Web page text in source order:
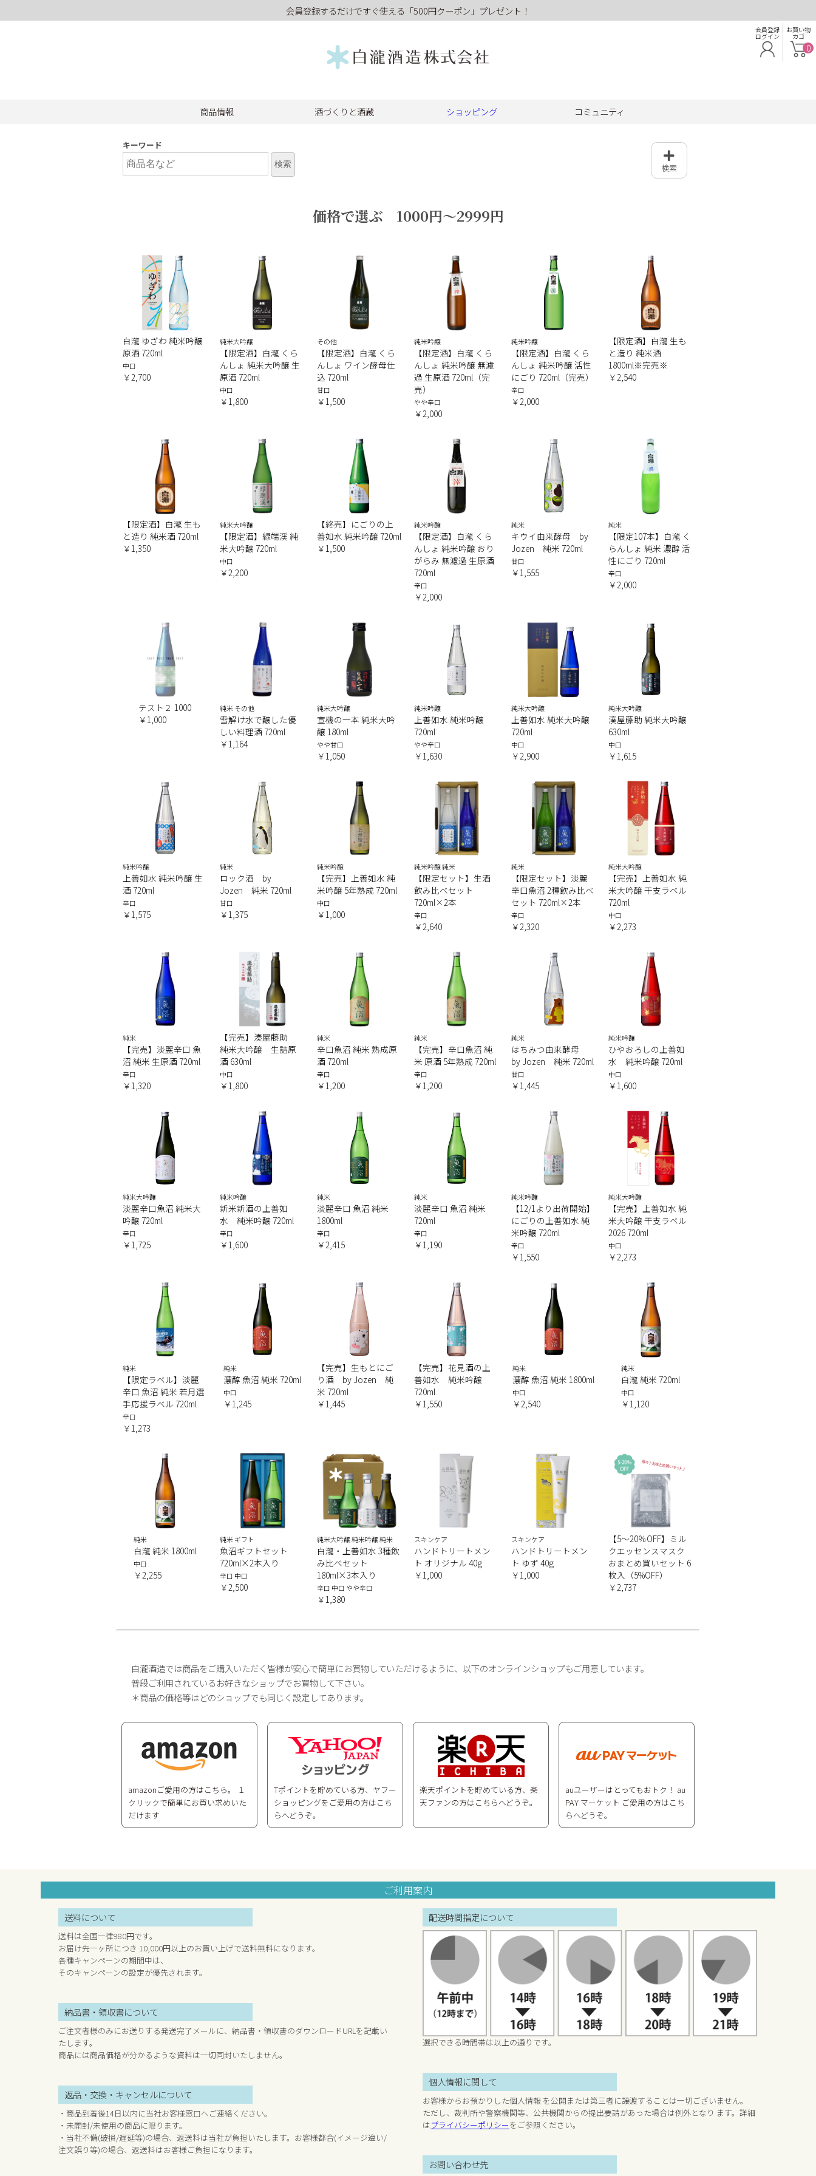
会員登録するだけですぐ使える「500円クーポン」プレゼント！
商品情報 酒づくりと酒蔵 ショッピング コミュニティ
会員登録
ログイン
お買い物
カゴ
0
キーワード
検索
価格で選ぶ 1000円～2999円
白瀧 ゆざわ 純米吟醸
原酒 720ml
中口
￥2,700
純米大吟醸
【限定酒】白瀧 くら
んしょ 純米大吟醸 生
原酒 720ml
中口
￥1,800
その他
【限定酒】白瀧 くら
んしょ ワイン酵母仕
込 720ml
甘口
￥1,500
純米吟醸
【限定酒】白瀧 くら
んしょ 純米吟醸 無濾
過 生原酒 720ml（完
売）
やや辛口
￥2,000
純米吟醸
【限定酒】白瀧 くら
んしょ 純米吟醸 活性
にごり 720ml（完売）
辛口
￥2,000
【限定酒】白瀧 生も
と造り 純米酒
1800ml※完売※
￥2,540
【限定酒】白瀧 生も
と造り 純米酒 720ml
￥1,350
純米大吟醸
【限定酒】緑端渓 純
米大吟醸 720ml
中口
￥2,200
【終売】にごりの上
善如水 純米吟醸 720ml
￥1,500
純米吟醸
【限定酒】白瀧 くら
んしょ 純米吟醸 おり
がらみ 無濾過 生原酒
720ml
辛口
￥2,000
純米
キウイ由来酵母 by
Jozen 純米 720ml
甘口
￥1,555
純米
【限定107本】白瀧 く
らんしょ 純米 濃醇 活
性にごり 720ml
辛口
￥2,000
テスト２ 1000
￥1,000
純米 その他
雪解け水で醸した優
しい料理酒 720ml
￥1,164
純米大吟醸
宣機の一本 純米大吟
醸 180ml
やや甘口
￥1,050
純米吟醸
上善如水 純米吟醸
720ml
やや辛口
￥1,630
純米大吟醸
上善如水 純米大吟醸
720ml
中口
￥2,900
純米大吟醸
湊屋藤助 純米大吟醸
630ml
中口
￥1,615
純米吟醸
上善如水 純米吟醸 生
酒 720ml
辛口
￥1,575
純米
ロック酒 by
Jozen 純米 720ml
甘口
￥1,375
純米吟醸
【完売】上善如水 純
米吟醸 5年熟成 720ml
中口
￥1,000
純米吟醸 純米
【限定セット】生酒
飲み比べセット
720ml×2本
辛口
￥2,640
純米
【限定セット】淡麗
辛口魚沼 2種飲み比べ
セット 720ml×2本
辛口
￥2,320
純米大吟醸
【完売】上善如水 純
米大吟醸 干支ラベル
720ml
中口
￥2,273
純米
【完売】淡麗辛口 魚
沼 純米 生原酒 720ml
辛口
￥1,320
【完売】湊屋藤助
純米大吟醸 生詰原
酒 630ml
中口
￥1,800
純米
辛口魚沼 純米 熟成原
酒 720ml
辛口
￥1,200
純米
【完売】辛口魚沼 純
米 原酒 5年熟成 720ml
辛口
￥1,200
純米
はちみつ由来酵母
by Jozen 純米 720ml
甘口
￥1,445
純米吟醸
ひやおろしの上善如
水 純米吟醸 720ml
中口
￥1,600
純米大吟醸
淡麗辛口魚沼 純米大
吟醸 720ml
辛口
￥1,725
純米吟醸
新米新酒の上善如
水 純米吟醸 720ml
辛口
￥1,600
純米
淡麗辛口 魚沼 純米
1800ml
辛口
￥2,415
純米
淡麗辛口 魚沼 純米
720ml
辛口
￥1,190
純米吟醸
【12/1より出荷開始】
にごりの上善如水 純
米吟醸 720ml
辛口
￥1,550
純米大吟醸
【完売】上善如水 純
米大吟醸 干支ラベル
2026 720ml
中口
￥2,273
純米
【限定ラベル】淡麗
辛口 魚沼 純米 若月選
手応援ラベル 720ml
辛口
￥1,273
純米
濃醇 魚沼 純米 720ml
中口
￥1,245
【完売】生もとにご
り酒 by Jozen 純
米 720ml
￥1,445
【完売】花見酒の上
善如水 純米吟醸
720ml
￥1,550
純米
濃醇 魚沼 純米 1800ml
中口
￥2,540
純米
白瀧 純米 720ml
中口
￥1,120
純米
白瀧 純米 1800ml
中口
￥2,255
純米 ギフト
魚沼ギフトセット
720ml×2本入り
辛口 中口
￥2,500
純米大吟醸 純米吟醸 純米
白瀧・上善如水 3種飲
み比べセット
180ml×3本入り
辛口 中口 やや辛口
￥1,380
スキンケア
ハンドトリートメン
ト オリジナル 40g
￥1,000
スキンケア
ハンドトリートメン
ト ゆず 40g
￥1,000
【5～20％OFF】ミル
クエッセンスマスク
おまとめ買いセット 6
枚入（5%OFF）
￥2,737
白瀧酒造では商品をご購入いただく皆様が安心で簡単にお買物していただけるように、以下のオンラインショップもご用意しています。
普段ご利用されているお好きなショップでお買物して下さい。
＊商品の価格等はどのショップでも同じく設定してあります。
amazonご愛用の方はこちら。 １
クリックで簡単にお買い求めいた
だけます
Tポイントを貯めている方、ヤフー
ショッピングをご愛用の方はこち
らへどうぞ。
楽天ポイントを貯めている方、楽
天ファンの方はこちらへどうぞ。
auユーザーはとってもおトク！ au
PAY マーケット ご愛用の方はこち
らへどうぞ。
ご利用案内
送料について
送料は全国一律980円です。
お届け先一ヶ所につき 10,000円以上のお買い上げで送料無料になります。
各種キャンペーンの期間中は、
そのキャンペーンの設定が優先されます。
納品書・領収書について
ご注文者様のみにお送りする発送完了メールに、納品書・領収書のダウンロードURLを記載い
たします。
商品には商品価格が分かるような資料は一切同封いたしません。
返品・交換・キャンセルについて
・商品到着後14日以内に当社お客様窓口へご連絡ください。
・未開封/未使用の商品に限ります。
・当社不備(破損/遅延等)の場合、返送料は当社が負担いたします。お客様都合(イメージ違い/
注文誤り等)の場合、返送料はお客様ご負担になります。
配送時間指定について
選択できる時間帯は以上の通りです。
個人情報に関して
お客様からお預かりした個人情報 を公開または第三者に譲渡することは一切ございません。
ただし、裁判所や警察機関等、公共機関からの提出要請があった場合は例外となり ます。詳細
はプライバシーポリシーをご参照ください。
お問い合わせ先